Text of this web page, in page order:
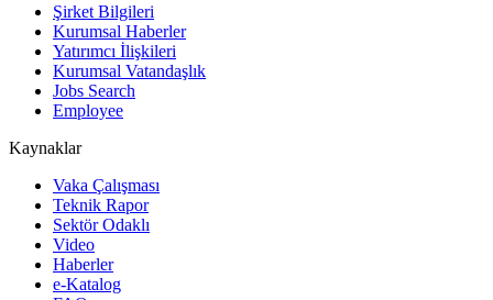
Şirket Bilgileri
Kurumsal Haberler
Yatırımcı İlişkileri
Kurumsal Vatandaşlık
Jobs Search
Employee
Kaynaklar
Vaka Çalışması
Teknik Rapor
Sektör Odaklı
Video
Haberler
e-Katalog